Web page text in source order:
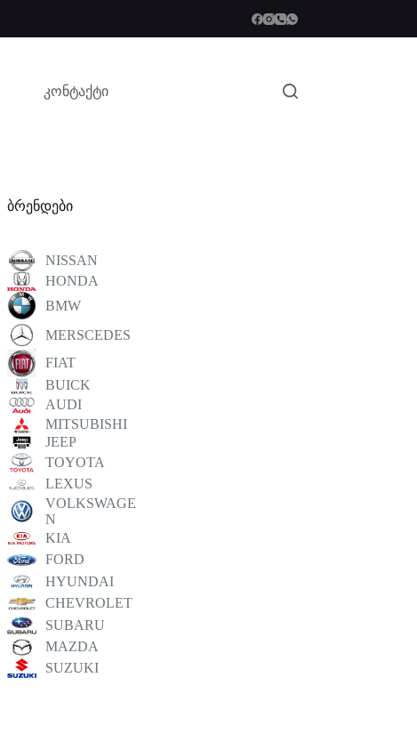
კონტაქტი
ბრენდები
NISSAN
HONDA
BMW
MERSCEDES
FIAT
BUICK
AUDI
MITSUBISHI
JEEP
TOYOTA
LEXUS
VOLKSWAGE
N
KIA
FORD
HYUNDAI
CHEVROLET
SUBARU
MAZDA
SUZUKI